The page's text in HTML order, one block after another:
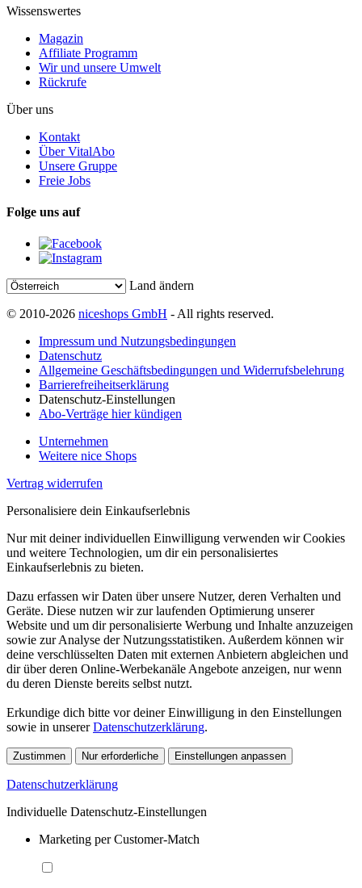
Wissenswertes
Magazin
Affiliate Programm
Wir und unsere Umwelt
Rückrufe
Über uns
Kontakt
Über VitalAbo
Unsere Gruppe
Freie Jobs
Folge uns auf
Land ändern
© 2010-2026 niceshops GmbH - All rights reserved.
Impressum und Nutzungsbedingungen
Datenschutz
Allgemeine Geschäftsbedingungen und Widerrufsbelehrung
Barrierefreiheitserklärung
Datenschutz-Einstellungen
Abo-Verträge hier kündigen
Unternehmen
Weitere nice Shops
Vertrag widerrufen
Personalisiere dein Einkaufserlebnis
Nur mit deiner individuellen Einwilligung verwenden wir Cookies
und weitere Technologien, um dir ein personalisiertes
Einkaufserlebnis zu bieten.
Dazu erfassen wir Daten über unsere Nutzer, deren Verhalten und
Geräte. Diese nutzen wir zur laufenden Optimierung unserer
Website und um dir personalisierte Werbung und Inhalte anzuzeigen
sowie zur Analyse der Nutzungsstatistiken. Außerdem können wir
deine verschlüsselten Daten mit externen Anbietern abgleichen und
dir über deren Online-Werbekanäle Angebote anzeigen, nur wenn
du deren Dienste bereits selbst nutzt.
Erkundige dich bitte vor deiner Einwilligung in den Einstellungen
sowie in unsererDatenschutzerklärung.
Zustimmen Nur erforderliche Einstellungen anpassen
Datenschutzerklärung
Individuelle Datenschutz-Einstellungen
Marketing per Customer-Match